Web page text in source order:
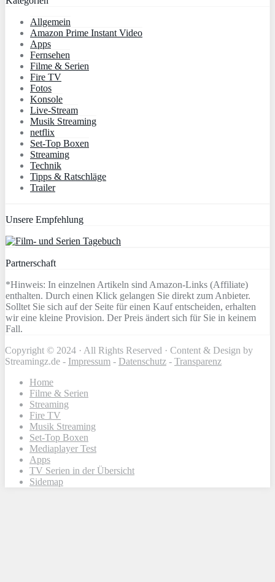
Allgemein
Amazon Prime Instant Video
Apps
Fernsehen
Filme & Serien
Fire TV
Fotos
Konsole
Live-Stream
Musik Streaming
netflix
Set-Top Boxen
Streaming
Technik
Tipps & Ratschläge
Trailer
Unsere Empfehlung
Partnerschaft
*Hinweis: In einzelnen Artikeln sind Amazon-Links (Affiliate)
enthalten. Durch einen Klick gelangen Sie direkt zum Anbieter.
Solltet Sie sich auf der Seite für einen Kauf entscheiden, erhalten
wir eine kleine Provision. Der Preis ändert sich für Sie in keinem
Fall.
Copyright © 2024 · All Rights Reserved · Content & Design by
Streamingz.de - Impressum - Datenschutz - Transparenz
Home
Filme & Serien
Streaming
Fire TV
Musik Streaming
Set-Top Boxen
Mediaplayer Test
Apps
TV Serien in der Übersicht
Sidemap